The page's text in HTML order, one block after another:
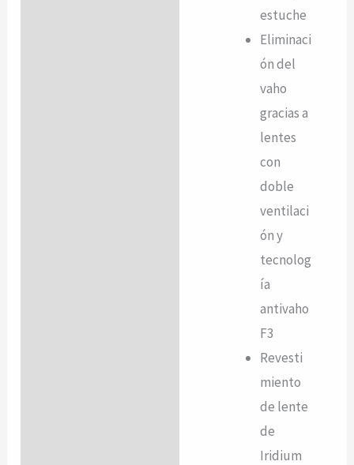
estuche
Eliminaci
ón del
vaho
gracias a
lentes
con
doble
ventilaci
ón y
tecnolog
ía
antivaho
F3
Revesti
miento
de lente
de
Iridium